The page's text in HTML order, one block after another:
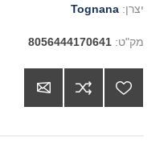
יצרן: Tognana
מק"ט: 8056444170641